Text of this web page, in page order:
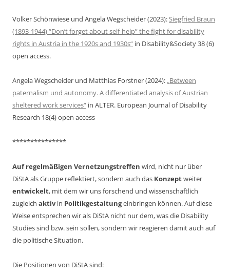
Volker Schönwiese und Angela Wegscheider (2023):Siegfried Braun
(1893-1944) “Don’t forget about self-help” the fight for disability
rights in Austria in the 1920s and 1930s“ in Disability&Society 38 (6)
open access.
Angela Wegscheider und Matthias Forstner (2024): „Between
paternalism und autonomy. A differentiated analysis of Austrian
sheltered work services“ in ALTER. European Journal of Disability
Research 18(4) open access
***************
Auf regelmäßigen Vernetzungstreffen wird, nicht nur über
DiStA als Gruppe reflektiert, sondern auch das Konzeptweiter
entwickelt, mit dem wir uns forschend und wissenschaftlich
zugleich aktivin Politikgestaltungeinbringen können. Auf diese
Weise entsprechen wir als DiStA nicht nur dem, was die Disability
Studies sind bzw. sein sollen, sondern wir reagieren damit auch auf
die politische Situation.
Die Positionen von DiStA sind: